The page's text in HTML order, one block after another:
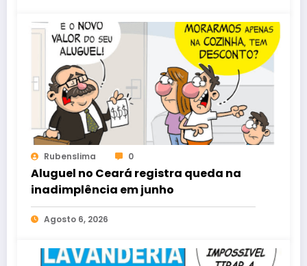
Rubenslima 0
Aluguel no Ceará registra queda na
inadimplência em junho
Agosto 6, 2026